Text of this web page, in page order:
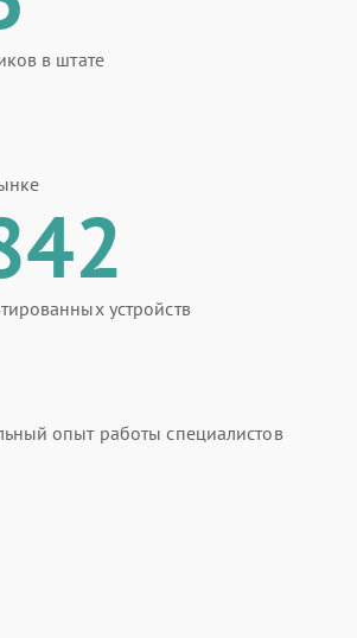
в штате
устройств
опыт работы специалистов